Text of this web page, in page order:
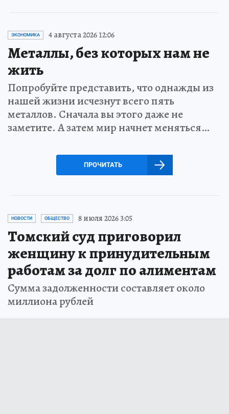
ЭКОНОМИКА 4 августа 2026 12:06
Металлы, без которых нам не
жить
Попробуйте представить, что однажды из
нашей жизни исчезнут всего пять
металлов. Сначала вы этого даже не
заметите. А затем мир начнет меняться…
ПРОЧИТАТЬ
НОВОСТИ ОБЩЕСТВО 8 июля 2026 3:05
Томский суд приговорил
женщину к принудительным
работам за долг по алиментам
Сумма задолженности составляет около
миллиона рублей